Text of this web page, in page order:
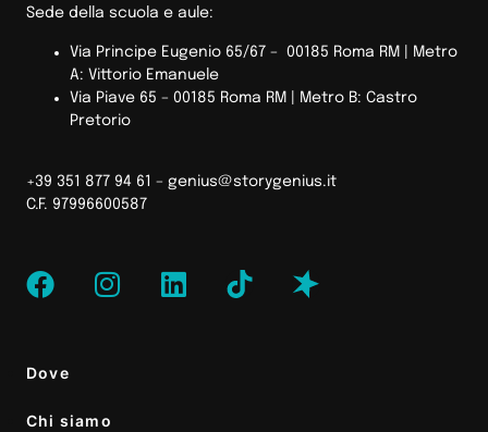
Sede della scuola e aule:
Via Principe Eugenio 65/67 – 00185 Roma RM |
Metro
A: Vittorio Emanuele
Via Piave 65 – 00185 Roma RM | Metro B: Castro
Pretorio
+39 351 877 94 61 – genius@storygenius.it
C.F. 97996600587
Dove
Chi siamo